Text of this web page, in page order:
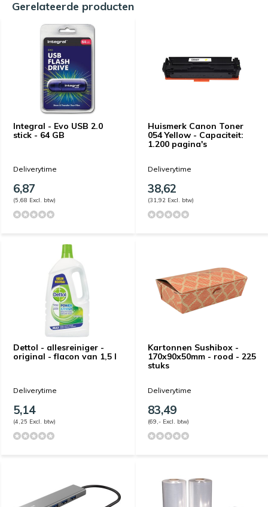
Gerelateerde producten
Integral - Evo USB 2.0
stick - 64 GB
Deliverytime
6,87
(5,68 Excl. btw)
Huismerk Canon Toner
054 Yellow - Capaciteit:
1.200 pagina's
Deliverytime
38,62
(31,92 Excl. btw)
Dettol - allesreiniger -
original - flacon van 1,5 l
Deliverytime
5,14
(4,25 Excl. btw)
Kartonnen Sushibox -
170x90x50mm - rood - 225
stuks
Deliverytime
83,49
(69,- Excl. btw)